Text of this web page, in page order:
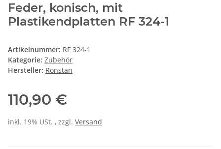
Feder, konisch, mit
Plastikendplatten RF 324-1
Artikelnummer: RF 324-1
Kategorie: Zubehör
Hersteller: Ronstan
110,90 €
inkl. 19% USt. , zzgl. Versand